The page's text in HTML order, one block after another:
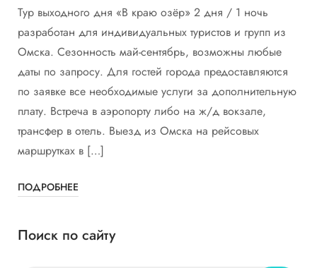
Тур выходного дня «В краю озёр» 2 дня / 1 ночь
разработан для индивидуальных туристов и групп из
Омска. Сезонность май-сентябрь, возможны любые
даты по запросу. Для гостей города предоставляются
по заявке все необходимые услуги за дополнительную
плату. Встреча в аэропорту либо на ж/д вокзале,
трансфер в отель. Выезд из Омска на рейсовых
маршрутках в […]
ПОДРОБНЕЕ
Поиск по сайту